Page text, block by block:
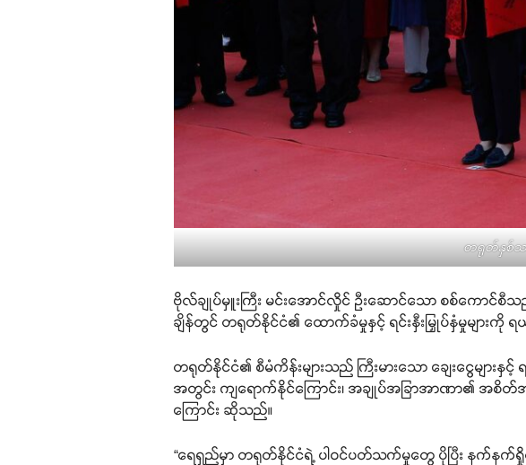
တရုတ်နှစ်သစ်
ဗိုလ်ချုပ်မှူးကြီး မင်းအောင်လှိုင် ဦးဆောင်သော စစ်ကောင်စီ
ချိန်တွင် တရုတ်နိုင်ငံ၏ ထောက်ခံမှုနှင့် ရင်းနှီးမြှုပ်နှံမှုများကို
တရုတ်နိုင်ငံ၏ စီမံကိန်းများသည် ကြီးမားသော ချေးငွေများနှင့်
အတွင်း ကျရောက်နိုင်ကြောင်း၊ အချုပ်အခြာအာဏာ၏ အစိ
ကြောင်း ဆိုသည်။
“ရေရှည်မှာ တရုတ်နိုင်ငံရဲ့ ပါဝင်ပတ်သက်မှုတွေ ပိုပြီး နက်န